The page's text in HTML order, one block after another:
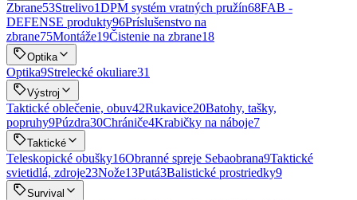
Zbrane53Strelivo1DPM systém vratných pružín68FAB -
DEFENSE produkty96Príslušenstvo na
zbrane75Montáže19Čistenie na zbrane18
Optika
Optika9Strelecké okuliare31
Výstroj
Taktické oblečenie, obuv42Rukavice20Batohy, tašky,
popruhy9Púzdra30Chrániče4Krabičky na náboje7
Taktické
Teleskopické obušky16Obranné spreje Sebaobrana9Taktické
svietidlá, zdroje23Nože13Putá3Balistické prostriedky9
Survival